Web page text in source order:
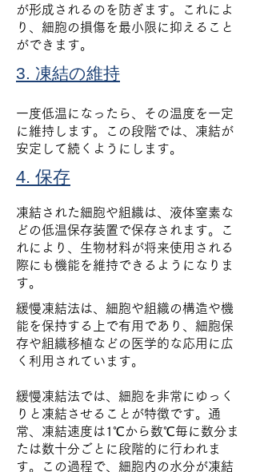
が形成されるのを防ぎます。これによ
り、細胞の損傷を最小限に抑えること
ができます。
3. 凍結の維持
一度低温になったら、その温度を一定
に維持します。この段階では、凍結が
安定して続くようにします。
4. 保存
凍結された細胞や組織は、液体窒素な
どの低温保存装置で保存されます。こ
れにより、生物材料が将来使用される
際にも機能を維持できるようになりま
す。
緩慢凍結法は、細胞や組織の構造や機
能を保持する上で有用であり、細胞保
存や組織移植などの医学的な応用に広
く利用されています。
緩慢凍結法では、細胞を非常にゆっく
りと凍結させることが特徴です。通
常、凍結速度は1℃から数℃毎に数分ま
たは数十分ごとに段階的に行われま
す。この過程で、細胞内の水分が凍結